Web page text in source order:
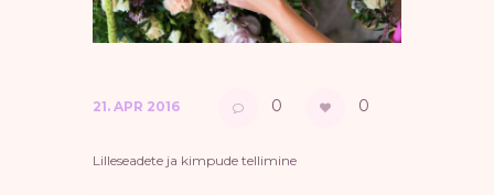
21. APR 2016 0 0
Lilleseadete ja kimpude tellimine